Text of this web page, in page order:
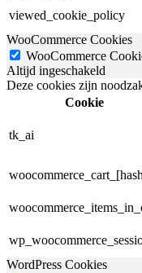
viewed_cookie_policy
WooCommerce Cookies
WooCommerce
Altijd ingeschakeld
Deze cookies zijn
Cookie
tk_ai
WordPress Cookies